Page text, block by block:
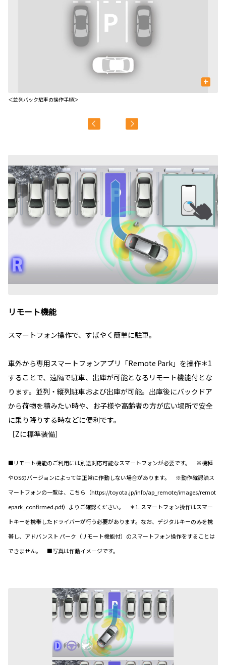
+
＜並列バック駐車の操作手順＞
リモート機能
スマートフォン操作で、すばやく簡単に駐車。
車外から専用スマートフォンアプリ「Remote Park」を操作＊1
することで、遠隔で駐車、出庫が可能となるリモート機能付とな
ります。並列・縦列駐車および出庫が可能。出庫後にバックドア
から荷物を積みたい時や、お子様や高齢者の方が広い場所で安全
に乗り降りする時などに便利です。
［Zに標準装備］
■リモート機能のご利用には別途対応可能なスマートフォンが必要です。 ※機種
やOSのバージョンによっては正常に作動しない場合があります。 ※動作確認済ス
マートフォンの一覧は、こちら（https://toyota.jp/info/ap_remote/images/remot
epark_confirmed.pdf）よりご確認ください。 ＊1. スマートフォン操作はスマー
トキーを携帯したドライバーが行う必要があります。なお、デジタルキーのみを携
帯し、アドバンスト パーク（リモート機能付）のスマートフォン操作をすることは
できません。 ■写真は作動イメージです。